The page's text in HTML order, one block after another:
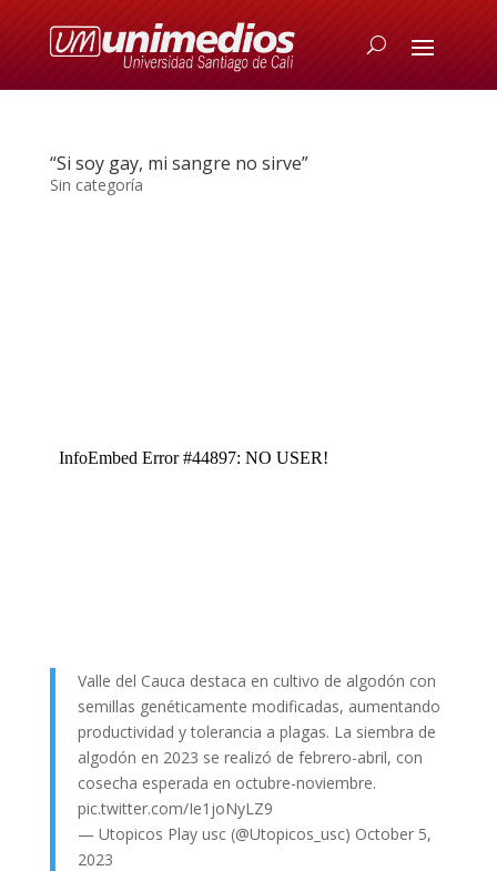
“Si soy gay, mi sangre no sirve”
Sin categoría
Valle del Cauca destaca en cultivo de algodón con
semillas genéticamente modificadas, aumentando
productividad y tolerancia a plagas. La siembra de
algodón en 2023 se realizó de febrero-abril, con
cosecha esperada en octubre-noviembre.
pic.twitter.com/Ie1joNyLZ9
— Utopicos Play usc (@Utopicos_usc) October 5,
2023